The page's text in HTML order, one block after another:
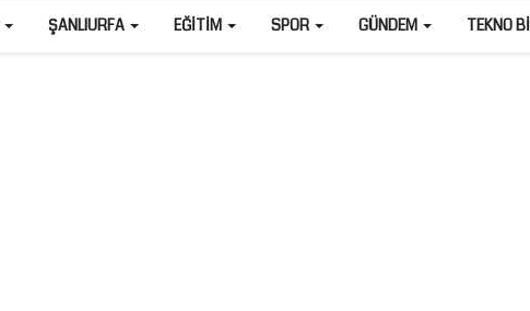
ŞANLIURFA EĞITIM SPOR GÜNDEM TEKNO